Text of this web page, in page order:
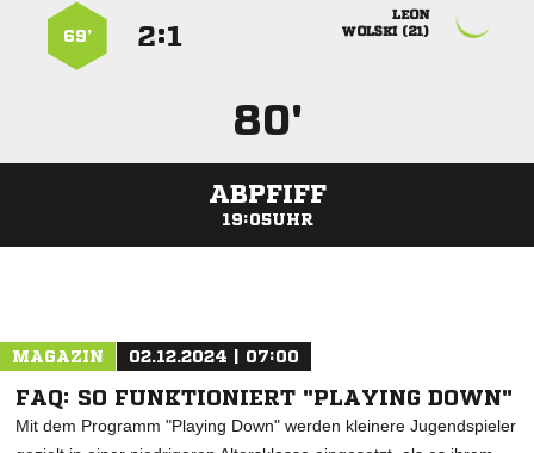

 
:
69’
80'
ABPFIFF
19:05UHR
MAGAZIN 02.12.2024 | 07:00
FAQ: SO FUNKTIONIERT "PLAYING DOWN"
Mit dem Programm "Playing Down" werden kleinere Jugendspieler